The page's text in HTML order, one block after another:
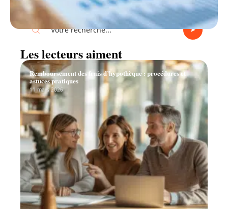
Recherche
Les lecteurs aiment
Remboursement des frais d’hypothèque : procédures et
astuces pratiques
11 mars 2026